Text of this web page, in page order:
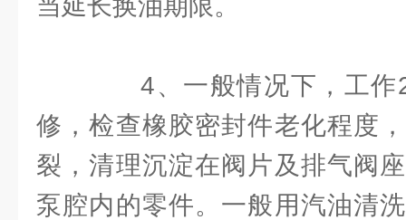
当延长换油期限。
4、一般情况下，工作
修，检查橡胶密封件老化程度
裂，清理沉淀在阀片及排气阀
泵腔内的零件。一般用汽油清